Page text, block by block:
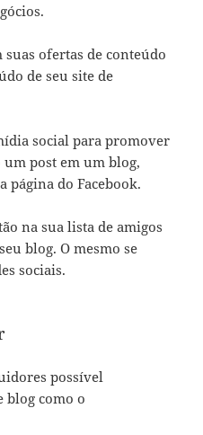
suas ofertas de conteúdo
de seu site de
social para promover
post em um blog,
página do Facebook.
na sua lista de amigos
blog. O mesmo se
sociais.
possível
blog como o